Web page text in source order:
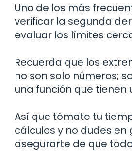
Uno de los más
verificar la segunda
evaluar los límites
Recuerda que los
no son solo números;
una función que tienen
Así que tómate tu
cálculos y no dudes
asegurarte de que